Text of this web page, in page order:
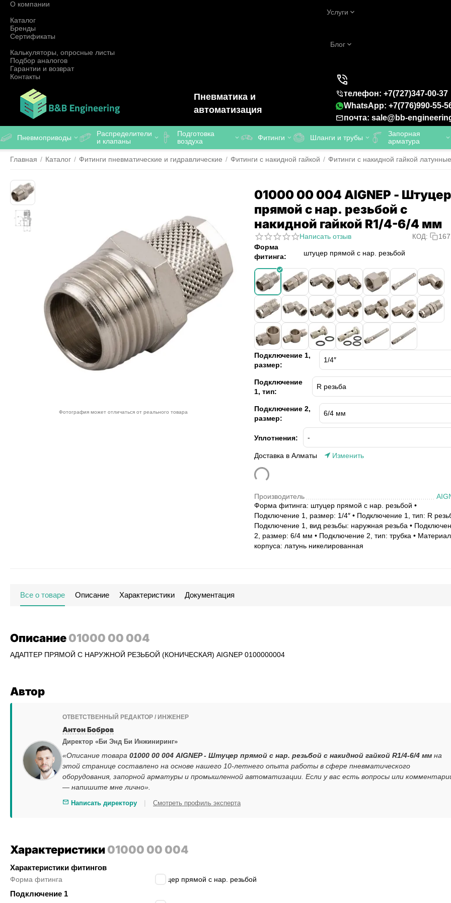
О компании
Услуги
Каталог
Бренды
Сертификаты
Блог
Калькуляторы, опросные листы
Подбор аналогов
Гарантии и возврат
Контакты
Пневматика и
автоматизация
телефон: +7(727)347-00-37
WhatsApp: +7(776)990-55-
почта: sale@bb-
Пневмоприводы
Распределители
и клапаны
Подготовка
воздуха
Фитинги Шланги и трубы
Запорная
арматура
Главная / Каталог / Фитинги пневматические и гидравлические / Фитинги с накидной гайкой / Фитинги с накидной гайкой латунные
Фотография может отличаться от реального товара
01000 00 004 AIGNEP - Штуцер
прямой с нар. резьбой с
накидной гайкой R1/4-6/4 мм
Написать отзыв КОД:
Форма
фитинга:
штуцер прямой с нар. резьбой
Подключение 1,
размер:
Подключение
1, тип:
Подключение 2,
размер:
Уплотнения:
Доставка в Алматы Изменить
Производитель
Форма фитинга: штуцер прямой с нар. резьбой •
Подключение 1, размер: 1/4″ • Подключение 1, тип: R
Подключение 1, вид резьбы: наружная резьба •
2, размер: 6/4 мм • Подключение 2, тип: трубка • Материал
корпуса: латунь никелированная
Все о товаре Описание Характеристики Документация
Описание01000 00 004
АДАПТЕР ПРЯМОЙ С НАРУЖНОЙ РЕЗЬБОЙ (КОНИЧЕСКАЯ) AIGNEP 0100000004
Автор
ОТВЕТСТВЕННЫЙ РЕДАКТОР / ИНЖЕНЕР
Антон Бобров
Директор «Би Энд Би Инжиниринг»
«Описание товара 01000 00 004 AIGNEP - Штуцер прямой с нар. резьбой с накидной гайкой R1/4-6/4 мм на
этой странице составлено на основе нашего 10-летнего опыта работы в сфере пневматического
оборудования, запорной арматуры и промышленной автоматизации. Если у вас есть вопросы или
— напишите мне лично».
Написать директору | Смотреть профиль эксперта
Характеристики01000 00 004
Характеристики фитингов
Форма фитинга штуцер прямой с нар. резьбой
Подключение 1